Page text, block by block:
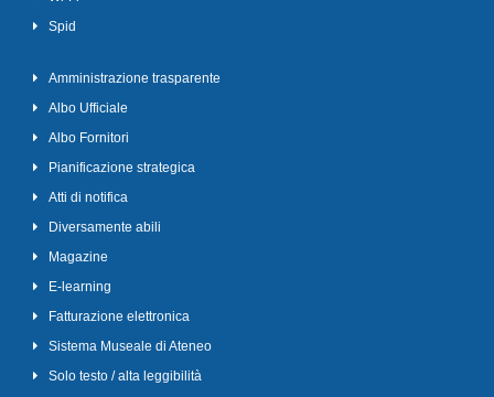
Spid
Amministrazione trasparente
Albo Ufficiale
Albo Fornitori
Pianificazione strategica
Atti di notifica
Diversamente abili
Magazine
E-learning
Fatturazione elettronica
Sistema Museale di Ateneo
Solo testo / alta leggibilità